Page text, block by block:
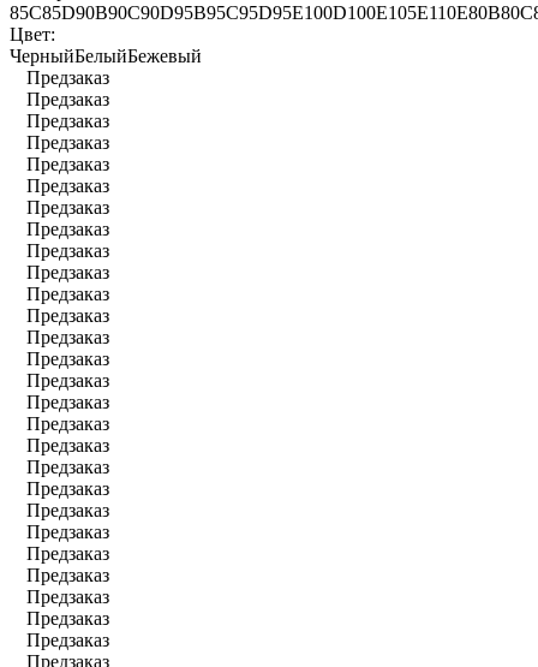
85C85D90B90C90D95B95C95D95Е100D100E105E110E80B80C
Цвет:
ЧерныйБелыйБежевый
Предзаказ
Предзаказ
Предзаказ
Предзаказ
Предзаказ
Предзаказ
Предзаказ
Предзаказ
Предзаказ
Предзаказ
Предзаказ
Предзаказ
Предзаказ
Предзаказ
Предзаказ
Предзаказ
Предзаказ
Предзаказ
Предзаказ
Предзаказ
Предзаказ
Предзаказ
Предзаказ
Предзаказ
Предзаказ
Предзаказ
Предзаказ
Предзаказ